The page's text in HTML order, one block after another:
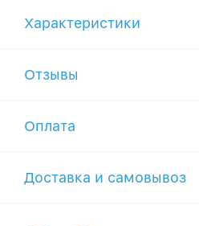
Характеристики
Отзывы
Оплата
Доставка и самовывоз